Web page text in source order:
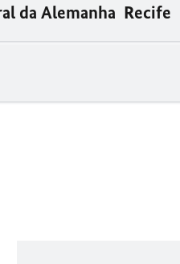
da Alemanha Recife